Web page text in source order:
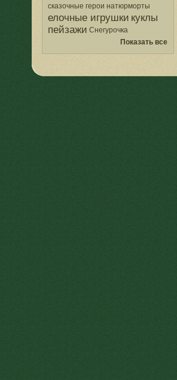
сказочные герои натюрморты
елочные игрушки куклы
пейзажи Снегурочка
Показать все